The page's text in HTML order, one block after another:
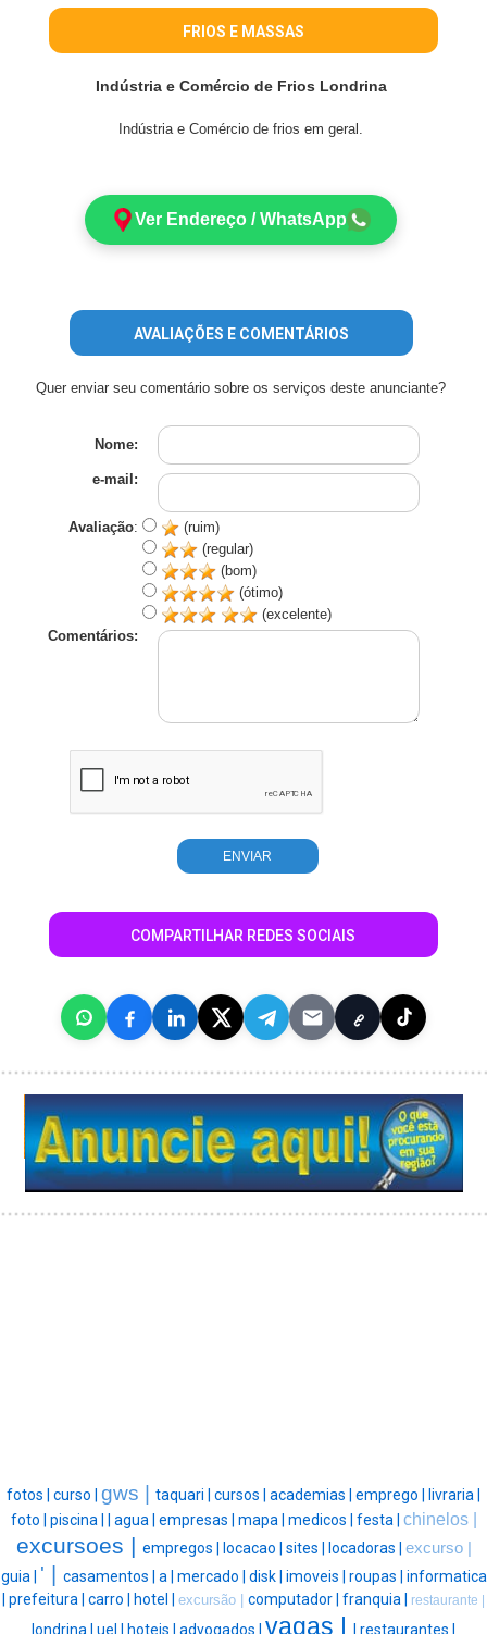
FRIOS E MASSAS
Indústria e Comércio de Frios Londrina
Indústria e Comércio de frios em geral.
Ver Endereço / WhatsApp
AVALIAÇÕES E COMENTÁRIOS
Quer enviar seu comentário sobre os serviços deste anunciante?
Nome:
e-mail:
Avaliação:
(ruim)
(regular)
(bom)
(ótimo)
(excelente)
Comentários:
COMPARTILHAR REDES SOCIAIS
fotos | curso | gws | taquari | cursos | academias | emprego | livraria |
foto | piscina | | agua | empresas | mapa | medicos | festa | chinelos |
excursoes | empregos | locacao | sites | locadoras | excurso |
guia | ' | casamentos | a | mercado | disk | imoveis | roupas | informatica
| prefeitura | carro | hotel | excursão | computador | franquia | restaurante |
londrina | uel | hoteis | advogados | vagas | | restaurantes |